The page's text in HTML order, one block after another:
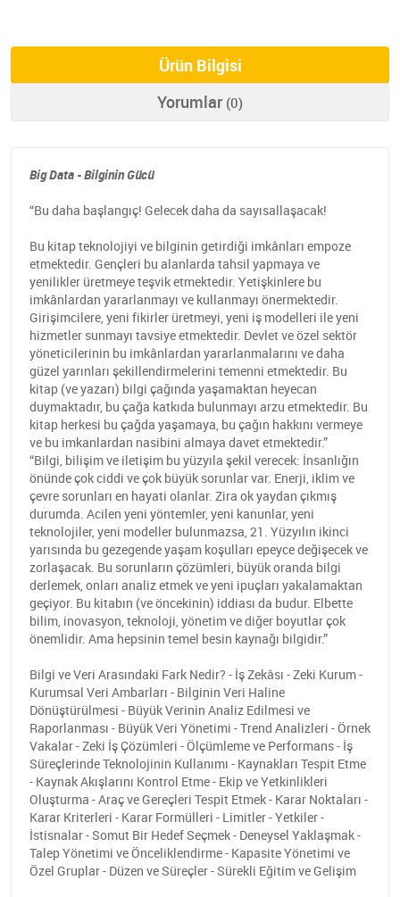
Ürün Bilgisi
Yorumlar (0)
Big Data - Bilginin Gücü
“Bu daha başlangıç! Gelecek daha da sayısallaşacak!
Bu kitap teknolojiyi ve bilginin getirdiği imkânları empoze
etmektedir. Gençleri bu alanlarda tahsil yapmaya ve
yenilikler üretmeye teşvik etmektedir. Yetişkinlere bu
imkânlardan yararlanmayı ve kullanmayı önermektedir.
Girişimcilere, yeni fikirler üretmeyi, yeni iş modelleri ile yeni
hizmetler sunmayı tavsiye etmektedir. Devlet ve özel sektör
yöneticilerinin bu imkânlardan yararlanmalarını ve daha
güzel yarınları şekillendirmelerini temenni etmektedir. Bu
kitap (ve yazarı) bilgi çağında yaşamaktan heyecan
duymaktadır, bu çağa katkıda bulunmayı arzu etmektedir. Bu
kitap herkesi bu çağda yaşamaya, bu çağın hakkını vermeye
ve bu imkanlardan nasibini almaya davet etmektedir.”
“Bilgi, bilişim ve iletişim bu yüzyıla şekil verecek: İnsanlığın
önünde çok ciddi ve çok büyük sorunlar var. Enerji, iklim ve
çevre sorunları en hayati olanlar. Zira ok yaydan çıkmış
durumda. Acilen yeni yöntemler, yeni kanunlar, yeni
teknolojiler, yeni modeller bulunmazsa, 21. Yüzyılın ikinci
yarısında bu gezegende yaşam koşulları epeyce değişecek ve
zorlaşacak. Bu sorunların çözümleri, büyük oranda bilgi
derlemek, onları analiz etmek ve yeni ipuçları yakalamaktan
geçiyor. Bu kitabın (ve öncekinin) iddiası da budur. Elbette
bilim, inovasyon, teknoloji, yönetim ve diğer boyutlar çok
önemlidir. Ama hepsinin temel besin kaynağı bilgidir.”
Bilgi ve Veri Arasındaki Fark Nedir? - İş Zekâsı - Zeki Kurum -
Kurumsal Veri Ambarları - Bilginin Veri Haline
Dönüştürülmesi - Büyük Verinin Analiz Edilmesi ve
Raporlanması - Büyük Veri Yönetimi - Trend Analizleri - Örnek
Vakalar - Zeki İş Çözümleri - Ölçümleme ve Performans - İş
Süreçlerinde Teknolojinin Kullanımı - Kaynakları Tespit Etme
- Kaynak Akışlarını Kontrol Etme - Ekip ve Yetkinlikleri
Oluşturma - Araç ve Gereçleri Tespit Etmek - Karar Noktaları -
Karar Kriterleri - Karar Formülleri - Limitler - Yetkiler -
İstisnalar - Somut Bir Hedef Seçmek - Deneysel Yaklaşmak -
Talep Yönetimi ve Önceliklendirme - Kapasite Yönetimi ve
Özel Gruplar - Düzen ve Süreçler - Sürekli Eğitim ve Gelişim